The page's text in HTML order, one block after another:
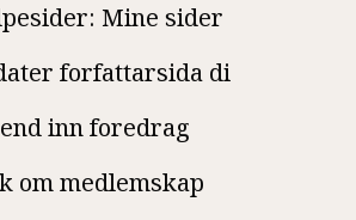
Mine sider
forfattarsida di
inn foredrag
om medlemskap